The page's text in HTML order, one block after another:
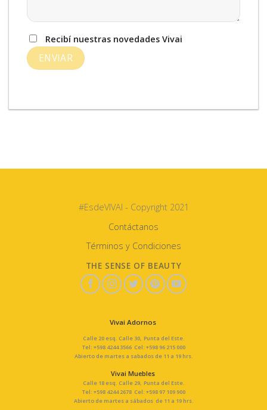
Recibí nuestras novedades Vivai
#EsdeVIVAI - Copyright 2021
Contáctanos
Términos y Condiciones
THE SENSE OF BEAUTY
Vivai Adornos
Calle 20 esq. Calle 30, Punta del Este.
Tel: +598 4244 3566 Cel: +598 96 215 000
Abierto de martes a sabados de 11 a 19 hrs.
Vivai Muebles
Calle 18 esq. Calle 29, Punta del Este.
Tel: +598 4244 2678 Cel: +598 97 109 900
Abierto de martes a sábados de 11 a 19 hrs.